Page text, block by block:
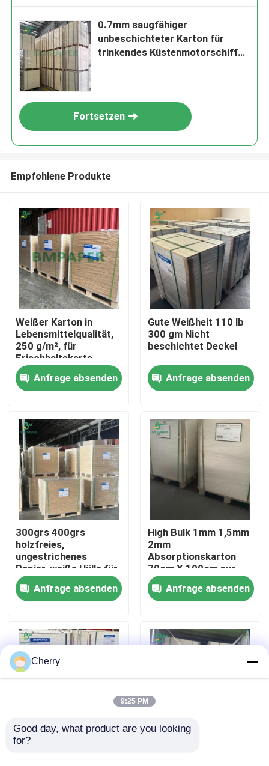
Startseite
Produkte
Über uns
Fabrik Tour
Qualitätskontrolle
Nachrichten
0.7mm saugfähiger
unbeschichteter Karton für
trinkendes Küstenmotorschiff
Fortsetzen
Empfohlene Produkte
Weißer Karton in
Lebensmittelqualität,
250 g/m², für
Frischhaltekarte
Anfrage absenden
Gute Weißheit 110 lb
300 gm Nicht
beschichtet Deckel
Anfrage absenden
300grs 400grs
holzfreies,
ungestrichenes
Papier, weiße Hülle für
den Druck von
Einladungskarten
Anfrage absenden
High Bulk 1mm 1,5mm
2mm
Absorptionskarton
70cm X 100cm zur
Herstellung von
Papierunterlagen
Anfrage absenden
60pt 80pt beidseitig
Cherry
9:25 PM
Good day, what product are you looking
for?